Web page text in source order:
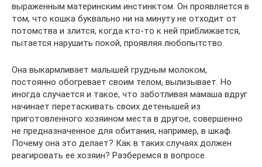
выраженным материнским инстинктом. Он проявляется в
том, что кошка буквально ни на минуту не отходит от
потомства и злится, когда кто-то к ней приближается,
пытается нарушить покой, проявляя любопытство.
Она выкармливает малышей грудным молоком,
постоянно обогревает своим телом, вылизывает. Но
иногда случается и такое, что заботливая мамаша вдруг
начинает перетаскивать своих детенышей из
приготовленного хозяином места в другое, совершенно
не предназначенное для обитания, например, в шкаф.
Почему она это делает? Как в таких случаях должен
реагировать ее хозяин? Разберемся в вопросе.